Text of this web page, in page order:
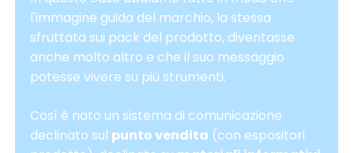
l'immagine guida del marchio, la stessa
sfruttata sui pack del prodotto, diventasse
anche molto altro e che il suo messaggio
potesse vivere su più strumenti.
Così è nato un sistema di comunicazione
declinato sul punto vendita (con espositori